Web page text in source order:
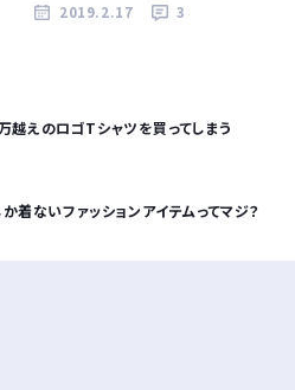
2019.2.17 3
越えのロゴTシャツを買ってしまう
ないファッションアイテムってマジ？